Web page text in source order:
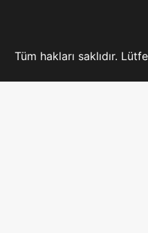
Tüm hakları saklıdır.